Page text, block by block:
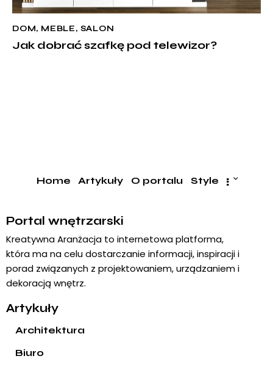
DOM, MEBLE, SALON
Jak dobrać szafkę pod telewizor?
Home Artykuły O portalu Style
Portal wnętrzarski
Kreatywna Aranżacja to internetowa platforma,
która ma na celu dostarczanie informacji, inspiracji i
porad związanych z projektowaniem, urządzaniem i
dekoracją wnętrz.
Artykuły
Architektura
Biuro